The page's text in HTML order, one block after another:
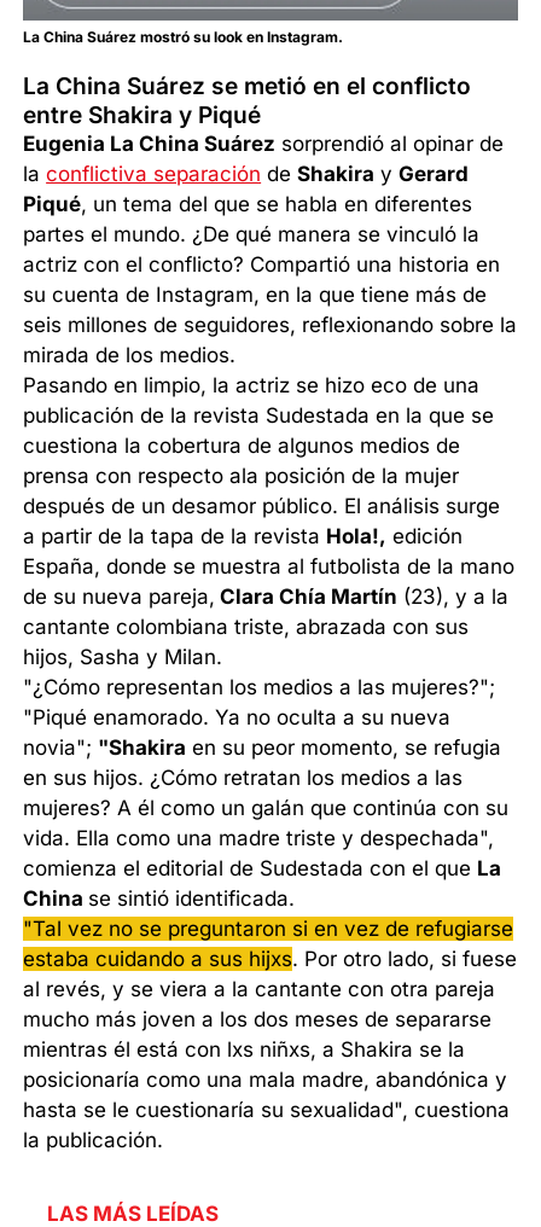
La China Suárez mostró su look en Instagram.
La China Suárez se metió en el conflicto
entre Shakira y Piqué
Eugenia La China Suárez sorprendió al opinar de
laconflictiva separación deShakira yGerard
Piqué, un tema del que se habla en diferentes
partes el mundo. ¿De qué manera se vinculó la
actriz con el conflicto? Compartió una historia en
su cuenta de Instagram, en la que tiene más de
seis millones de seguidores, reflexionando sobre la
mirada de los medios.
Pasando en limpio, la actriz se hizo eco de una
publicación de la revista Sudestada en la que se
cuestiona la cobertura de algunos medios de
prensa con respecto ala posición de la mujer
después de un desamor público. El análisis surge
a partir de la tapa de la revista Hola!, edición
España, donde se muestra al futbolista de la mano
de su nueva pareja, Clara Chía Martín (23), y a la
cantante colombiana triste, abrazada con sus
hijos, Sasha y Milan.
"¿Cómo representan los medios a las mujeres?";
"Piqué enamorado. Ya no oculta a su nueva
novia"; "Shakira en su peor momento, se refugia
en sus hijos. ¿Cómo retratan los medios a las
mujeres? A él como un galán que continúa con su
vida. Ella como una madre triste y despechada",
comienza el editorial de Sudestada con el que La
China se sintió identificada.
"Tal vez no se preguntaron si en vez de refugiarse
estaba cuidando a sus hijxs. Por otro lado, si fuese
al revés, y se viera a la cantante con otra pareja
mucho más joven a los dos meses de separarse
mientras él está con lxs niñxs, a Shakira se la
posicionaría como una mala madre, abandónica y
hasta se le cuestionaría su sexualidad", cuestiona
la publicación.
LAS MÁS LEÍDAS